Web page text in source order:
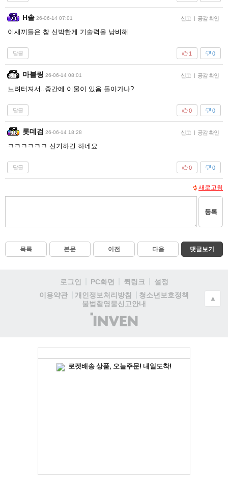
H솔 26-06-14 07:01 신고 | 공감 확인
이새끼들은 참 신박한게 기술력을 낭비해
답글 0
1
마블링 26-06-14 08:01 신고 | 공감 확인
느려터져서..중간에 이물이 있음 돌아가나?
답글 0
0
롯데검 26-06-14 18:28 신고 | 공감 확인
ㅋㅋㅋㅋㅋㅋ 신기하긴 하네요
답글 0
0
새로고침
등록
목록 본문 이전 다음 댓글보기
로그인 PC화면 퀵링크
설정
이용약관
개인정보처리방침
청소년보호정책
불법촬영물신고안내
(주)
인
▲